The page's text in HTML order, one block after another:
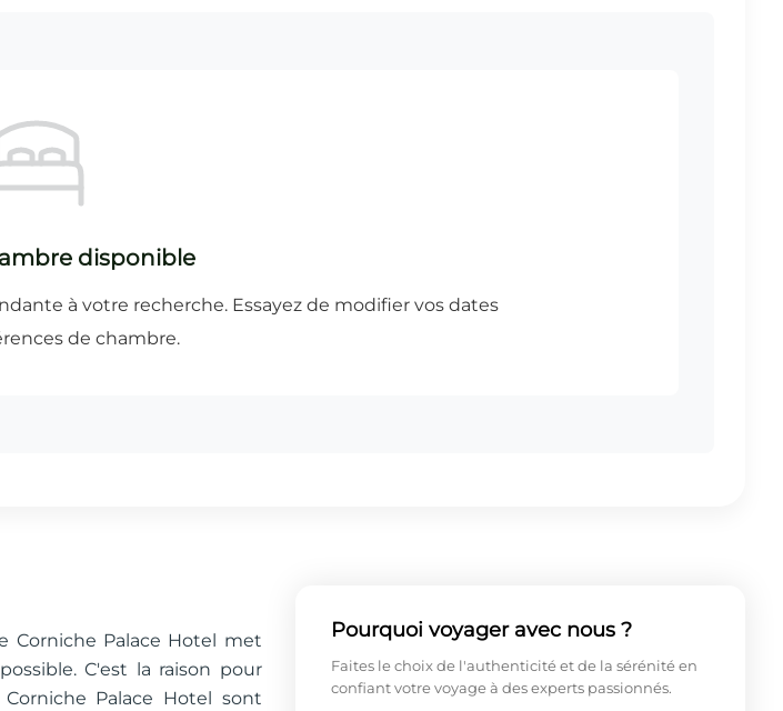
Corniche Palace Hotel met
C'est la raison pour
Palace Hotel sont
Pourquoi voyager avec nous ?
Faites le choix de l'authenticité et de la sérénité en
confiant votre voyage à des experts passionnés.